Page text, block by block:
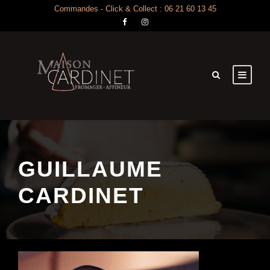
Commandes - Click & Collect : 06 21 60 13 45
GUILLAUME
CARDINET